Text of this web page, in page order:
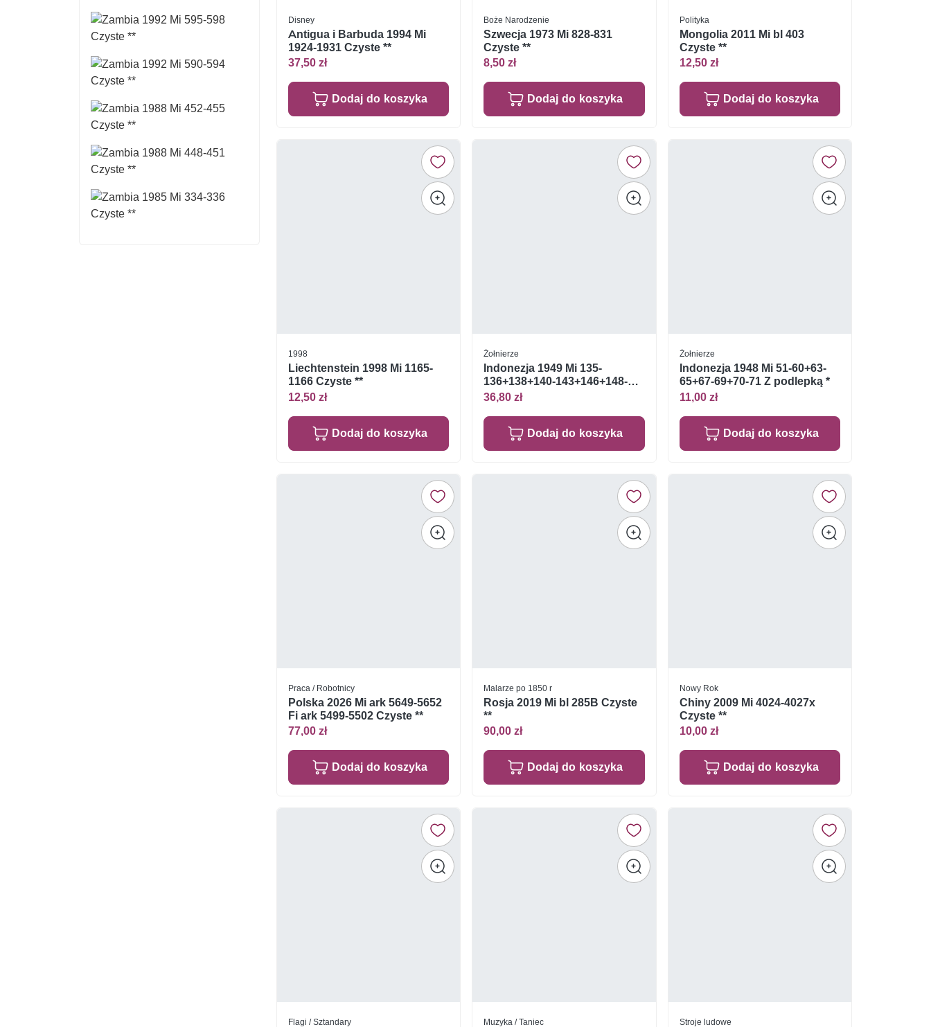
Disney
Antigua i Barbuda 1994 Mi
1924-1931 Czyste **
37,50 zł
Dodaj do koszyka
Boże Narodzenie
Szwecja 1973 Mi 828-831
Czyste **
8,50 zł
Dodaj do koszyka
Polityka
Mongolia 2011 Mi bl 403
Czyste **
12,50 zł
Dodaj do koszyka
1998
Liechtenstein 1998 Mi 1165-
1166 Czyste **
12,50 zł
Dodaj do koszyka
Żołnierze
Indonezja 1949 Mi 135-
136+138+140-143+146+148-
150+153 Z podlepką *
36,80 zł
Dodaj do koszyka
Żołnierze
Indonezja 1948 Mi 51-60+63-
65+67-69+70-71 Z podlepką *
11,00 zł
Dodaj do koszyka
Praca / Robotnicy
Polska 2026 Mi ark 5649-5652
Fi ark 5499-5502 Czyste **
77,00 zł
Dodaj do koszyka
Malarze po 1850 r
Rosja 2019 Mi bl 285B Czyste
**
90,00 zł
Dodaj do koszyka
Nowy Rok
Chiny 2009 Mi 4024-4027x
Czyste **
10,00 zł
Dodaj do koszyka
Flagi / Sztandary Muzyka / Taniec Stroje ludowe